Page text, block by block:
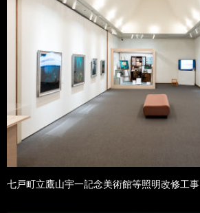
七戸町立鷹山宇一記念美術館等照明改修工事